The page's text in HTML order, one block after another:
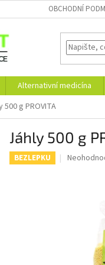
OBCHODNÍ
Alternativní medicína
500 g PROVITA
Jáhly 500 g
BEZLEPKU
Průměrné
hvězdiček.